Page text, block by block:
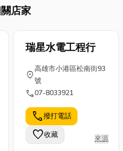
口還是大
備運輸，
開貨
流和運
。但對
次接觸
，往往會
多疑問。
顯易懂、
的口吻，
「5 個
口！事實上，
想在家中高效
追求重訓、有
肌肉放鬆，選
對合適的居家
健身器材正是
關鍵。這篇文
章將為您精選
店家
瑞星水電工程行
location_on
高雄市小港區松南街93
號
call07-8033921
call撥打電話
favorite收藏 來源